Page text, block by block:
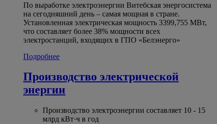
По выработке электроэнергии Витебская энергосистема
на сегодняшний день – самая мощная в стране.
Установленная электрическая мощность 3399,755 МВт,
что составляет более 38% мощности всех
электростанций, входящих в ГПО «Белэнерго»
Подробнее
Производство электрической
энергии
Производство электроэнергии составляет 10 - 15
млрд кВт·ч в год